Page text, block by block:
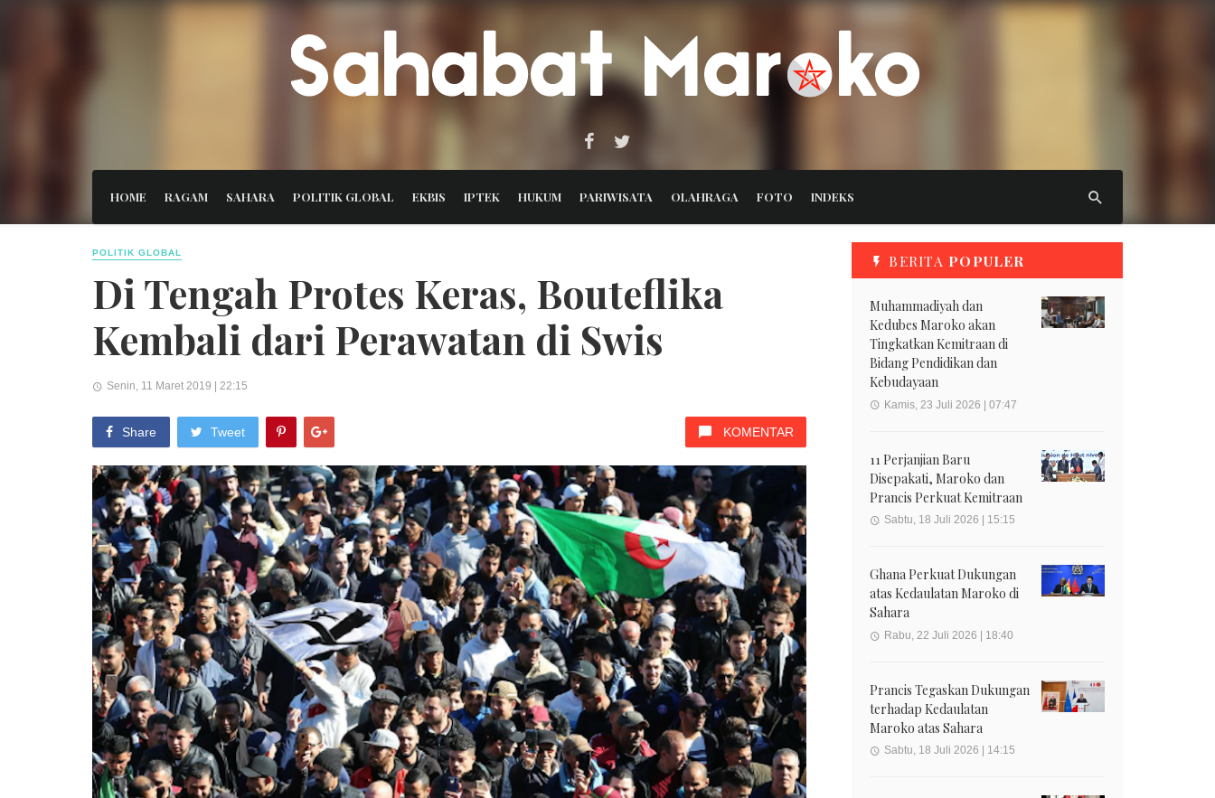
HOME RAGAM SAHARA POLITIK GLOBAL EKBIS IPTEK HUKUM PARIWISATA OLAHRAGA FOTO INDEKS
POLITIK GLOBAL
Di Tengah Protes Keras, Bouteflika
Kembali dari Perawatan di Swis
Senin, 11 Maret 2019 | 22:15
Share Tweet KOMENTAR
BERITA POPULER
Muhammadiyah dan
Kedubes Maroko akan
Tingkatkan Kemitraan di
Bidang Pendidikan dan
Kebudayaan
Kamis, 23 Juli 2026 | 07:47
11 Perjanjian Baru
Disepakati, Maroko dan
Prancis Perkuat Kemitraan
Sabtu, 18 Juli 2026 | 15:15
Ghana Perkuat Dukungan
atas Kedaulatan Maroko di
Sahara
Rabu, 22 Juli 2026 | 18:40
Prancis Tegaskan Dukungan
terhadap Kedaulatan
Maroko atas Sahara
Sabtu, 18 Juli 2026 | 14:15